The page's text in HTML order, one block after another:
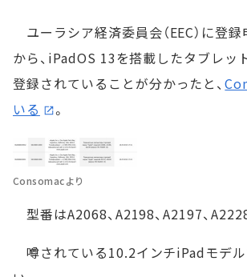
ユーラシア経済委員会（EEC）に登
から、iPadOS 13を搭載したタブレッ
登録されていることが分かったと、
いる
。
Consomacより
型番はA2068、A2198、A2197、A2228
噂されている10.2インチiPadモデ